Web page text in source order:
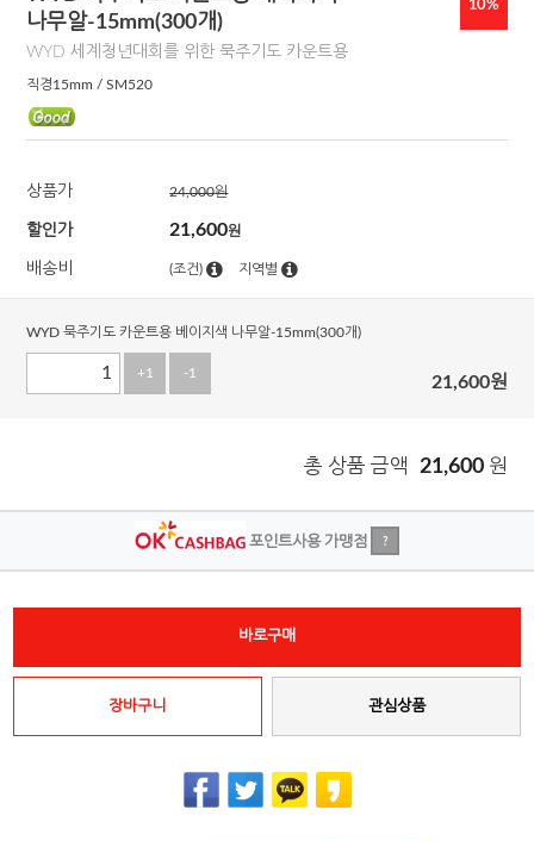
나무알-15mm(300개)
WYD 세계청년대회를 위한 묵주기도 카운트용
직경15mm / SM520
10%
상품가 24,000원
할인가 21,600원
배송비 (조건) 지역별
WYD 묵주기도 카운트용 베이지색 나무알-15mm(300개)
+1 -1 21,600원
총 상품 금액 21,600 원
포인트사용 가맹점 ?
바로구매
장바구니 관심상품